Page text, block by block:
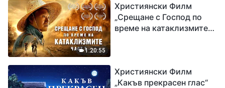
1:20:55
Християнски Филм
„Срещане с Господ по
време на катаклизмите“
Християнски Филм
„Какъв прекрасен глас“